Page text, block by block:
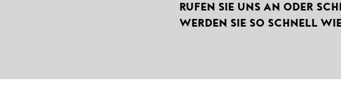
RUFEN SIE UNS AN ODER
WERDEN SIE SO SCHNELL